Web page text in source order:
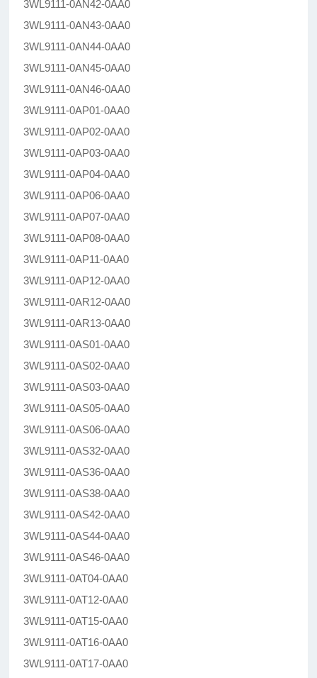
3WL9111-0AN42-0AA0
3WL9111-0AN43-0AA0
3WL9111-0AN44-0AA0
3WL9111-0AN45-0AA0
3WL9111-0AN46-0AA0
3WL9111-0AP01-0AA0
3WL9111-0AP02-0AA0
3WL9111-0AP03-0AA0
3WL9111-0AP04-0AA0
3WL9111-0AP06-0AA0
3WL9111-0AP07-0AA0
3WL9111-0AP08-0AA0
3WL9111-0AP11-0AA0
3WL9111-0AP12-0AA0
3WL9111-0AR12-0AA0
3WL9111-0AR13-0AA0
3WL9111-0AS01-0AA0
3WL9111-0AS02-0AA0
3WL9111-0AS03-0AA0
3WL9111-0AS05-0AA0
3WL9111-0AS06-0AA0
3WL9111-0AS32-0AA0
3WL9111-0AS36-0AA0
3WL9111-0AS38-0AA0
3WL9111-0AS42-0AA0
3WL9111-0AS44-0AA0
3WL9111-0AS46-0AA0
3WL9111-0AT04-0AA0
3WL9111-0AT12-0AA0
3WL9111-0AT15-0AA0
3WL9111-0AT16-0AA0
3WL9111-0AT17-0AA0